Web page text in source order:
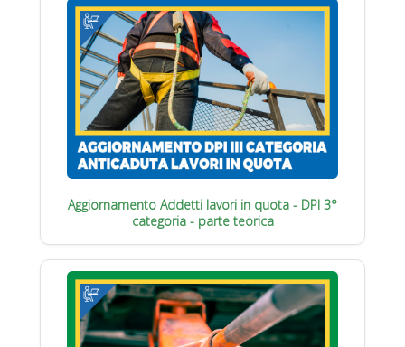
Aggiornamento Addetti lavori in quota - DPI 3°
categoria - parte teorica